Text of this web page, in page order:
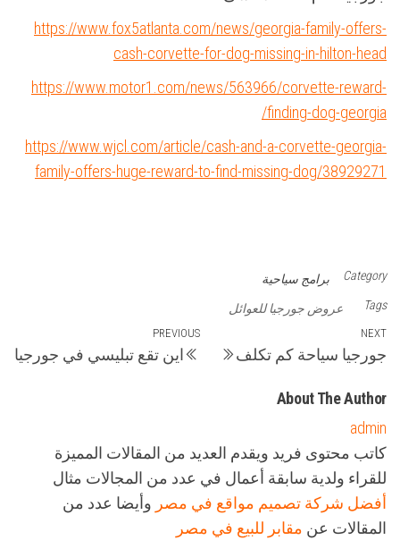
https://www.fox5atlanta.com/news/georgia-family-offers-
cash-corvette-for-dog-missing-in-hilton-head
https://www.motor1.com/news/563966/corvette-reward-
finding-dog-georgia/
https://www.wjcl.com/article/cash-and-a-corvette-georgia-
family-offers-huge-reward-to-find-missing-dog/38929271
Category
برامج سياحية
Tags
عروض جورجيا للعوائل
تصفّح
المقالات
Previous
Post
PREVIOUS
اين تقع تبليسي في جورجيا
Next
Post
NEXT
جورجيا سياحة كم تكلف
About The Author
admin
كاتب محتوى فريد ويقدم العديد من المقالات المميزة
للقراء ولدية سابقة أعمال في عدد من المجالات مثال
أفضل شركة تصميم مواقع في مصر وأيضا عدد من
المقالات عن مقابر للبيع في مصر